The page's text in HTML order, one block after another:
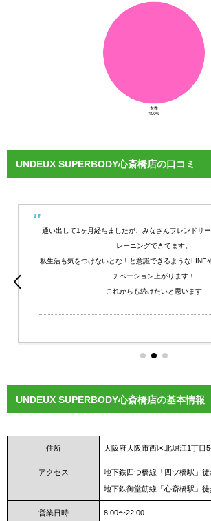
UNDEUX SUPERBODY心斎橋店の口コミ
通い出して1ヶ月経ちましたが、みなさんフレンドリ
レーニングできてます。
私生活も気をつけないとな！と意識できるようなLINE
チベーション上がります！
これからも続けたいと思います
UNDEUX SUPERBODY心斎橋店の基本情報
住所 大阪府大阪市西区北堀江1丁目
アクセス
地下鉄四つ橋線「四ツ橋駅」徒
地下鉄御堂筋線「心斎橋駅」徒
営業日時 8:00〜22:00